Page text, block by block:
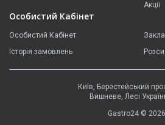
Акції
Особистий Кабінет
Особистий Кабінет
Історія замовлень
Київ, Берестейський
Вишневе, Лесі
Gastro24 © 2026